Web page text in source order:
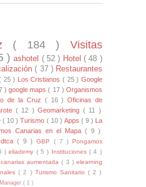
( 184 )Visitas
)ashotel ( 52 ) Hotel ( 48 )
( 37 ) Restaurantes
25 ) Los Cristianos( 25 )Google
)google maps( 17 )Organismos
de la Cruz ( 16 )Oficinas de
( 12 ) Geomarketing ( 11 )
( 10 )Turismo ( 10 ) Apps ( 9 ) La
Canarias en el Mapa ( 9 )
( 9 )GBP ( 7 )Pongamos
)eliademy ( 5 ) Instituciones( 4 )
canarias aumentada( 3 )elearning
( 2 ) Turismo Sanitario ( 2 )
( 1 )